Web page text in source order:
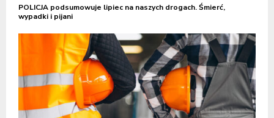
POLICJA podsumowuje lipiec na naszych drogach. Śmierć,
wypadki i pijani